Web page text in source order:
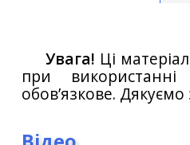
Увага! Ці
при
обов’язкове.